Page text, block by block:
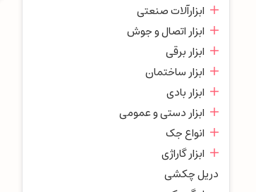
ابزارآلات صنعتی
ابزار اتصال و جوش
ابزار برقی
ابزار ساختمان
ابزار بادی
ابزار دستی و عمومی
انواع جک
ابزار گاراژی
دریل چکشی